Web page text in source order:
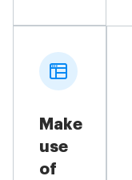
Make
use
of